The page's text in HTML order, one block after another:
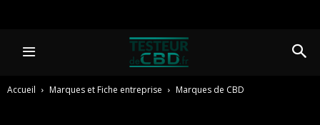
Accueil Marques et Fiche entreprise Marques de CBD